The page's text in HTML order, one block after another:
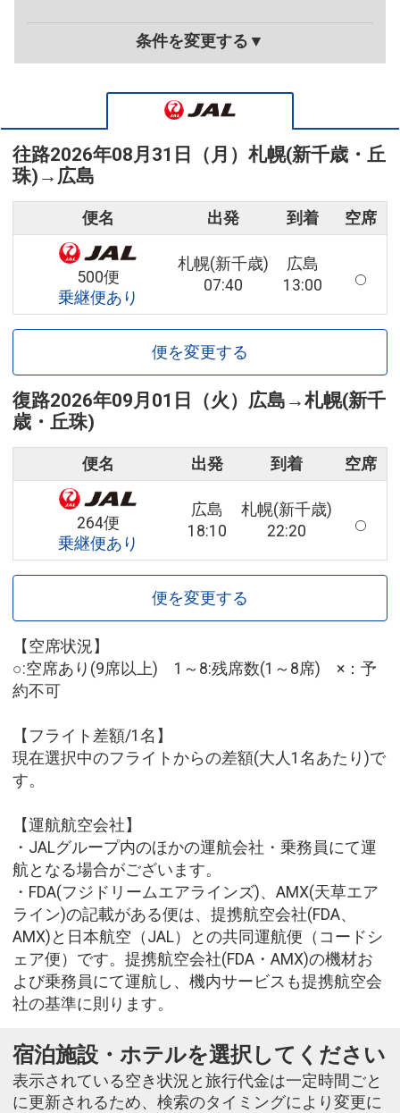
条件を変更する▼
往路2026年08月31日（月） 札幌(新千歳・丘
珠) → 広島
便名 出発 到着 空席
500便
乗継便あり
札幌(新千歳)
07:40
広島
13:00
便を変更する
復路2026年09月01日（火） 広島 →札幌(新千
歳・丘珠)
便名 出発 到着 空席
264便
乗継便あり
広島
18:10
札幌(新千歳)
22:20
便を変更する
【空席状況】
○:空席あり(9席以上) 1～8:残席数(1～8席) ×：予
約不可
【フライト差額/1名】
現在選択中のフライトからの差額(大人1名あたり)で
す。
【運航航空会社】
・JALグループ内のほかの運航会社・乗務員にて運
航となる場合がございます。
・FDA(フジドリームエアラインズ)、AMX(天草エア
ライン)の記載がある便は、提携航空会社(FDA、
AMX)と日本航空（JAL）との共同運航便（コードシ
ェア便）です。提携航空会社(FDA・AMX)の機材お
よび乗務員にて運航し、機内サービスも提携航空会
社の基準に則ります。
宿泊施設・ホテルを選択してください
表示されている空き状況と旅行代金は一定時間ごと
に更新されるため、検索のタイミングにより変更に